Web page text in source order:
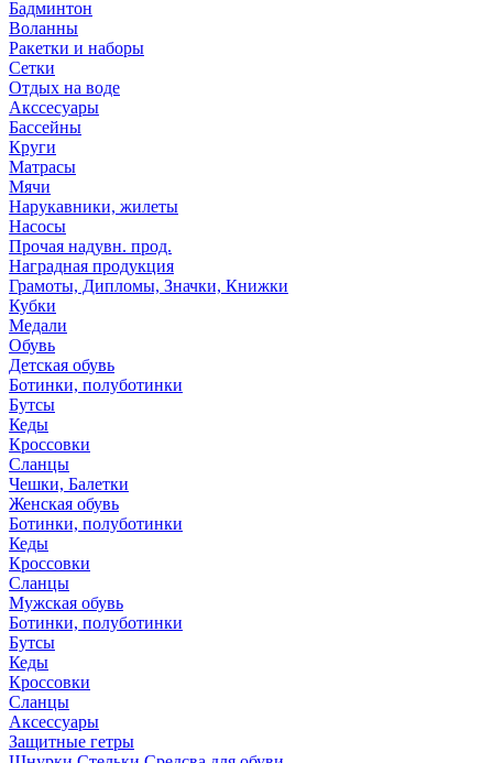
Бадминтон
Воланны
Ракетки и наборы
Сетки
Отдых на воде
Акссесуары
Бассейны
Круги
Матрасы
Мячи
Нарукавники, жилеты
Насосы
Прочая надувн. прод.
Наградная продукция
Грамоты, Дипломы, Значки, Книжки
Кубки
Медали
Обувь
Детская обувь
Ботинки, полуботинки
Бутсы
Кеды
Кроссовки
Сланцы
Чешки, Балетки
Женская обувь
Ботинки, полуботинки
Кеды
Кроссовки
Сланцы
Мужская обувь
Ботинки, полуботинки
Бутсы
Кеды
Кроссовки
Сланцы
Аксессуары
Защитные гетры